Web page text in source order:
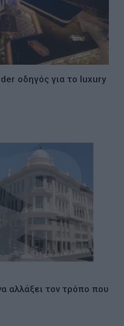
οδηγός για το luxury
αλλάξει τον τρόπο που